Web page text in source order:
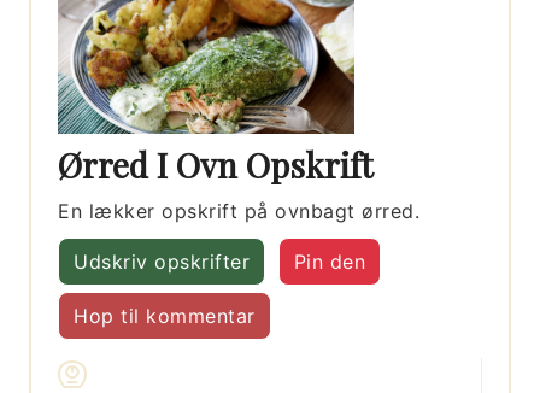
Ørred I Ovn Opskrift
En lækker opskrift på ovnbagt ørred.
Udskriv opskrifter Pin den
Hop til kommentar